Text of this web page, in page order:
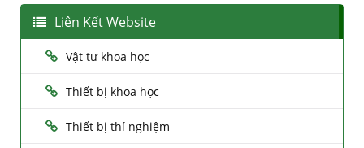
Liên Kết Website
Vật tư khoa học
Thiết bị khoa học
Thiết bị thí nghiệm